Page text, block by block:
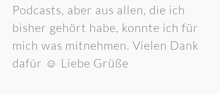
Podcasts, aber aus allen, die ich
bisher gehört habe, konnte ich für
mich was mitnehmen. Vielen Dank
dafür ☺️ Liebe Grüße